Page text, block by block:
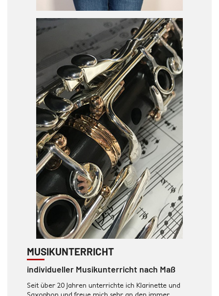
MUSIKUNTERRICHT
individueller Musikunterricht nach Maß
Seit über 20 Jahren unterrichte ich Klarinette und
Saxophon und freue mich sehr an den immer